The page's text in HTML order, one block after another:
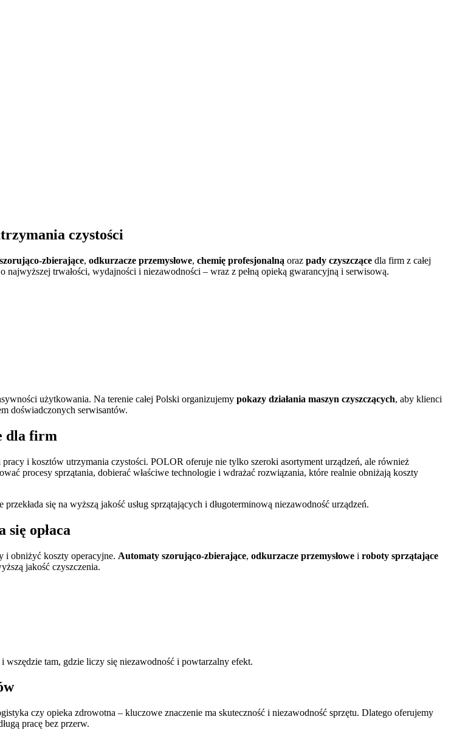
czystości
, odkurzacze przemysłowe, chemię profesjonalną oraz pady czyszczące dla firm z całej
najwyższej trwałości, wydajności i niezawodności – wraz z pełną opieką gwarancyjną i serwisową.
użytkowania. Na terenie całej Polski organizujemy pokazy działania maszyn czyszczących, aby klienci
doświadczonych serwisantów.
dla firm
i kosztów utrzymania czystości. POLOR oferuje nie tylko szeroki asortyment urządzeń, ale również
procesy sprzątania, dobierać właściwe technologie i wdrażać rozwiązania, które realnie obniżają koszty
przekłada się na wyższą jakość usług sprzątających i długoterminową niezawodność urządzeń.
opłaca
i obniżyć koszty operacyjne. Automaty szorująco‑zbierające, odkurzacze przemysłowe i roboty sprzątające
jakość czyszczenia.
tam, gdzie liczy się niezawodność i powtarzalny efekt.
czy opieka zdrowotna – kluczowe znaczenie ma skuteczność i niezawodność sprzętu. Dlatego oferujemy
pracę bez przerw.